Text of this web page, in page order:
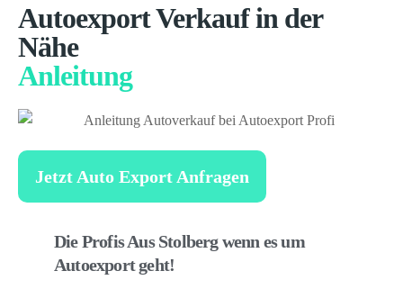
Autoexport Verkauf in der
Nähe
Anleitung
Jetzt Auto Export Anfragen
Die Profis Aus Stolberg wenn es um
Autoexport geht!